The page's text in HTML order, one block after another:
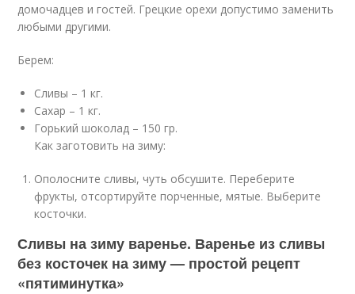
домочадцев и гостей. Грецкие орехи допустимо заменить
любыми другими.
Берем:
Сливы – 1 кг.
Сахар – 1 кг.
Горький шоколад – 150 гр.
Как заготовить на зиму:
Ополосните сливы, чуть обсушите. Переберите
фрукты, отсортируйте порченные, мятые. Выберите
косточки.
Сливы на зиму варенье. Варенье из сливы
без косточек на зиму — простой рецепт
«пятиминутка»